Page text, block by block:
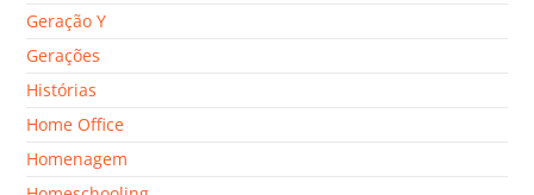
Geração Y
Gerações
Histórias
Home Office
Homenagem